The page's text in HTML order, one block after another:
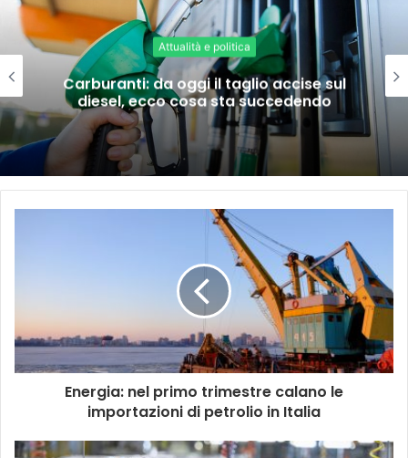
Attualità e politica
Carburanti: da oggi il taglio accise sul
diesel, ecco cosa sta succedendo
Energia: nel primo trimestre calano le
importazioni di petrolio in Italia